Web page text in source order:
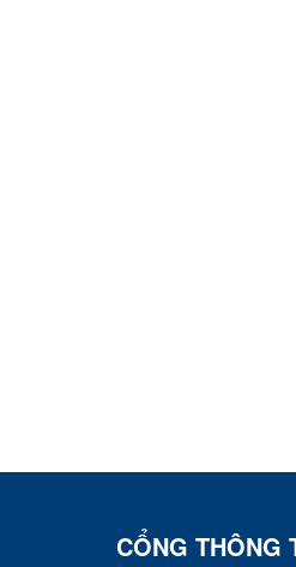
CỔNG THÔNG